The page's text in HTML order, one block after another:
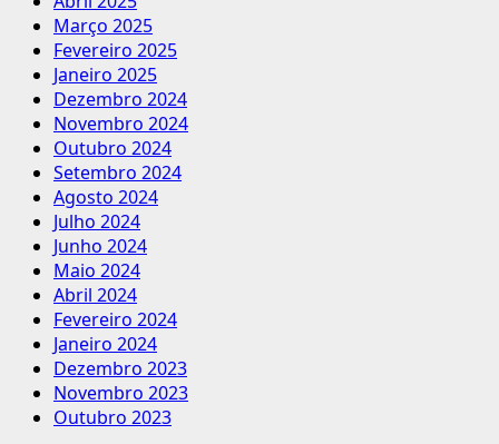
Março 2025
Fevereiro 2025
Janeiro 2025
Dezembro 2024
Novembro 2024
Outubro 2024
Setembro 2024
Agosto 2024
Julho 2024
Junho 2024
Maio 2024
Abril 2024
Fevereiro 2024
Janeiro 2024
Dezembro 2023
Novembro 2023
Outubro 2023